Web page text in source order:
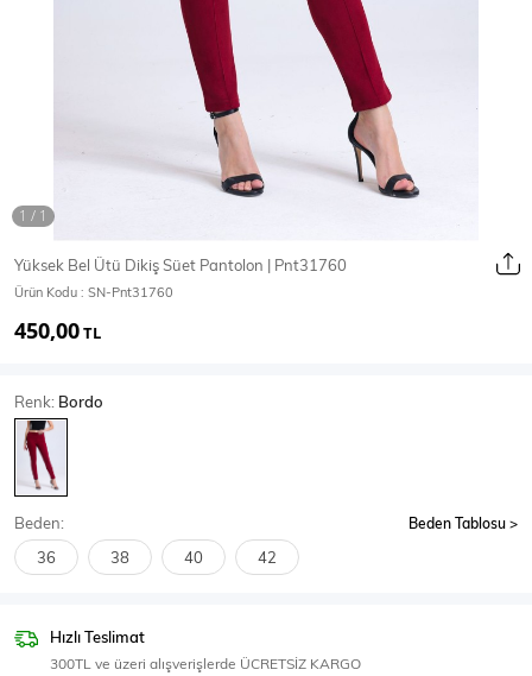
Mont & Kaban Yağmurluk
T-SHİRT & BLUZ
T-Shirt
Body
SPOR GİYİM
Yüksek Bel Ütü Dikiş Süet Pantolon | Pnt31760
Ürün Kodu : SN-Pnt31760
450,00TL
Renk: Bordo
Beden: Beden Tablosu
36 38 40 42
Hızlı Teslimat
300TL ve üzeri alışverişlerde ÜCRETSİZ KARGO